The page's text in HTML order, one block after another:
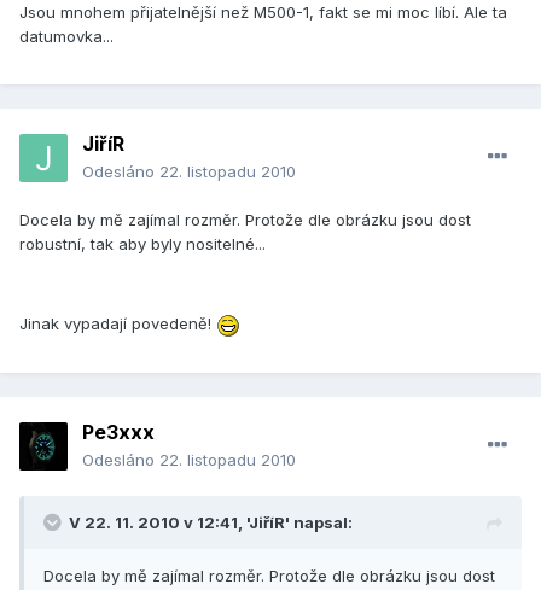
Jsou mnohem přijatelnější než M500-1, fakt se mi moc líbí. Ale ta
datumovka...
JiříR
Odesláno 22. listopadu 2010
Docela by mě zajímal rozměr. Protože dle obrázku jsou dost
robustní, tak aby byly nositelné...
Jinak vypadají povedeně!
Pe3xxx
Odesláno 22. listopadu 2010
V 22. 11. 2010 v 12:41, 'JiříR' napsal:
Docela by mě zajímal rozměr. Protože dle obrázku jsou dost